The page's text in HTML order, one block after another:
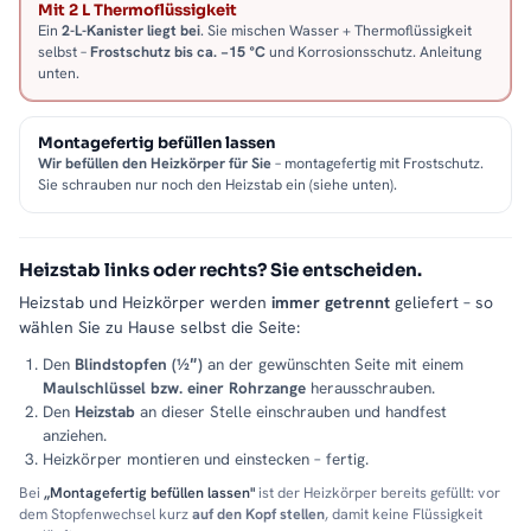
Mit 2 L Thermoflüssigkeit
Ein 2-L-Kanister liegt bei. Sie mischen Wasser + Thermoflüssigkeit
selbst –Frostschutz bis ca. −15 °Cund Korrosionsschutz. Anleitung
unten.
Montagefertig befüllen lassen
Wir befüllen den Heizkörper für Sie– montagefertig mit Frostschutz.
Sie schrauben nur noch den Heizstab ein (siehe unten).
Heizstab links oder rechts? Sie entscheiden.
Heizstab und Heizkörper werden immer getrennt geliefert – so
wählen Sie zu Hause selbst die Seite:
Den Blindstopfen (½″) an der gewünschten Seite mit einem
Maulschlüssel bzw. einer Rohrzange herausschrauben.
Den Heizstab an dieser Stelle einschrauben und handfest
anziehen.
Heizkörper montieren und einstecken – fertig.
Bei „Montagefertig befüllen lassen"ist der Heizkörper bereits gefüllt: vor
dem Stopfenwechsel kurzauf den Kopf stellen, damit keine Flüssigkeit